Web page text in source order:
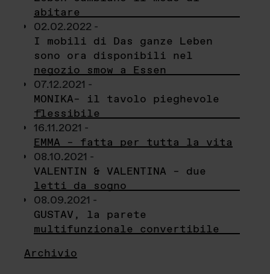
abitare
02.02.2022 -
I mobili di Das ganze Leben
sono ora disponibili nel
negozio smow a Essen
07.12.2021 -
MONIKA– il tavolo pieghevole
flessibile
16.11.2021 -
EMMA – fatta per tutta la vita
08.10.2021 -
VALENTIN & VALENTINA – due
letti da sogno
08.09.2021 -
GUSTAV, la parete
multifunzionale convertibile
Archivio